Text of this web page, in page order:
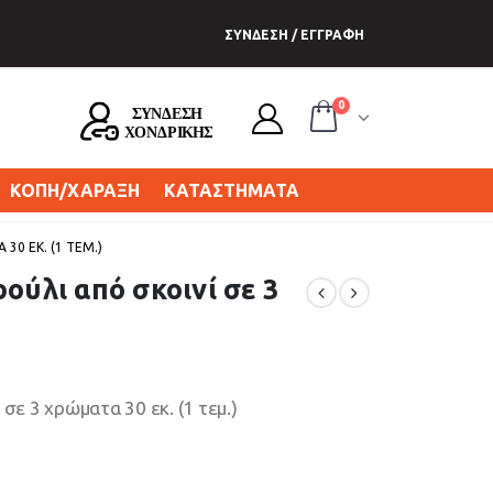
ΣΥΝΔΕΣΗ / ΕΓΓΡΑΦΗ
0
ΚΟΠΗ/ΧΑΡΑΞΗ ΚΑΤΑΣΤΗΜΑΤΑ
30 ΕΚ. (1 ΤΕΜ.)
από σκοινί σε 3
σε 3 χρώματα 30 εκ. (1 τεμ.)